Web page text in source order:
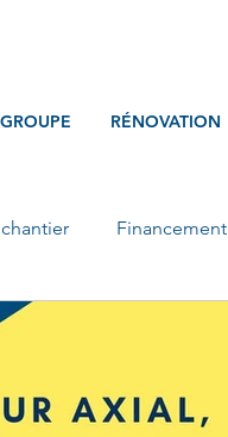
RÉNOVATION
Financement